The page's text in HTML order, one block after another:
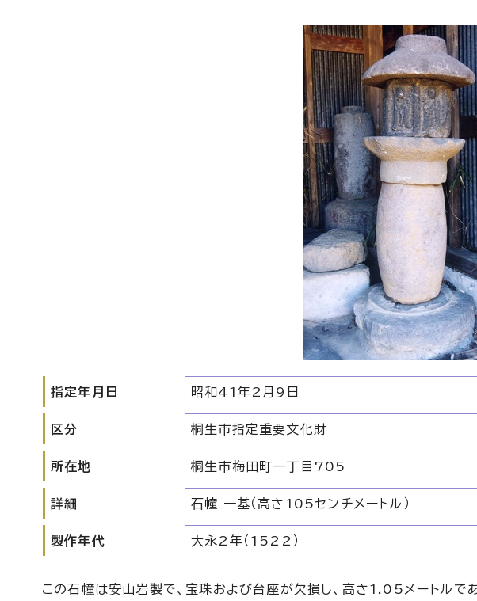
指定年月日 昭和41年2月9日
区分 桐生市指定重要文化財
所在地 桐生市梅田町一丁目705
詳細 石幢 一基（高さ105センチメートル）
製作年代 大永2年（1522）
この石幢は安山岩製で、宝珠および台座が欠損し、高さ1.05メートルで